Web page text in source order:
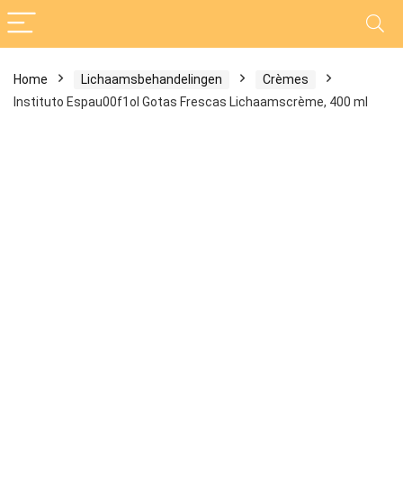
Home Lichaamsbehandelingen
Crèmes
Instituto Espau00f1ol Gotas Frescas Lichaamscrème, 400 ml